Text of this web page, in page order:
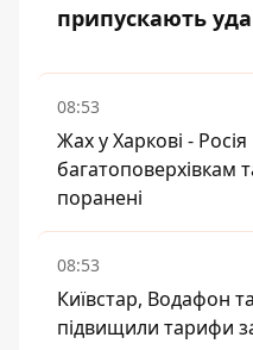
припускають
08:53
Жах у Харкові -
багатоповерхівкам
поранені
08:53
Київстар, Водафон
підвищили тарифи